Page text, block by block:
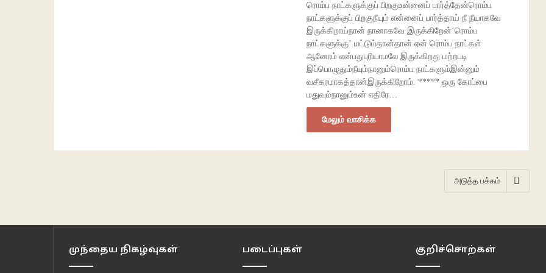
ரொம்ப நாட்களுக்குப் பிறகுஉன்னைப் பார்த்தேன்ரொம்ப
நாட்களுக்குப் பிறகுநீயும் என்னைப் பார்த்தாய் நீ நீயாகவே
இருக்கிறாய்நான் நானாகவே இருக்கிறேன்‘ரொம்ப
நாட்களுக்கு’ மட்டும்தான்தான் ஏன் ரொம்ப நாட்கள்
ஆனோம் என்பதுபுரியாமலே இருக்கிறது மற்றபடி
இப்பொழுதும்நீயும்நானும்ரொம்ப நாட்களும்இன்னும்
வசீகரமாகத்தான்இருக்கிறோம். ***** ஒரு கோப்பை
மதுவும்நானும்உன் எதிரே…
மேலும் வாசிக்க
அடுத்த பக்கம்
முந்தைய நிகழ்வுகள் படைப்புகள் குறிச்சொற்கள்